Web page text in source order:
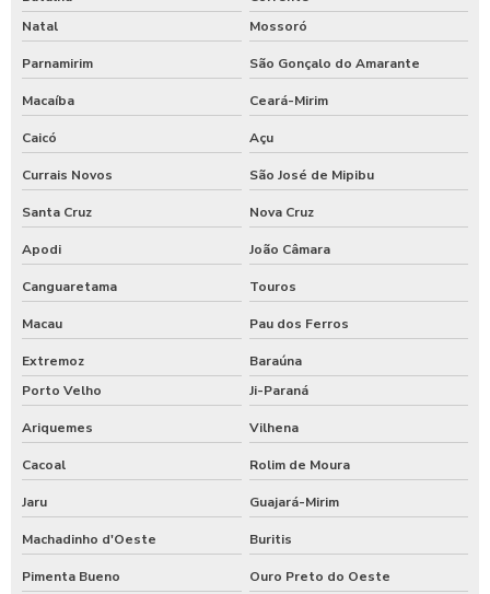
Natal
Mossoró
Parnamirim São Gonçalo do Amarante
Macaíba Ceará-Mirim
Caicó Açu
Currais Novos São José de Mipibu
Santa Cruz Nova Cruz
Apodi João Câmara
Canguaretama Touros
Macau Pau dos Ferros
Extremoz
Baraúna
Porto Velho
Ji-Paraná
Ariquemes Vilhena
Cacoal Rolim de Moura
Jaru Guajará-Mirim
Machadinho d'Oeste Buritis
Pimenta Bueno Ouro Preto do Oeste